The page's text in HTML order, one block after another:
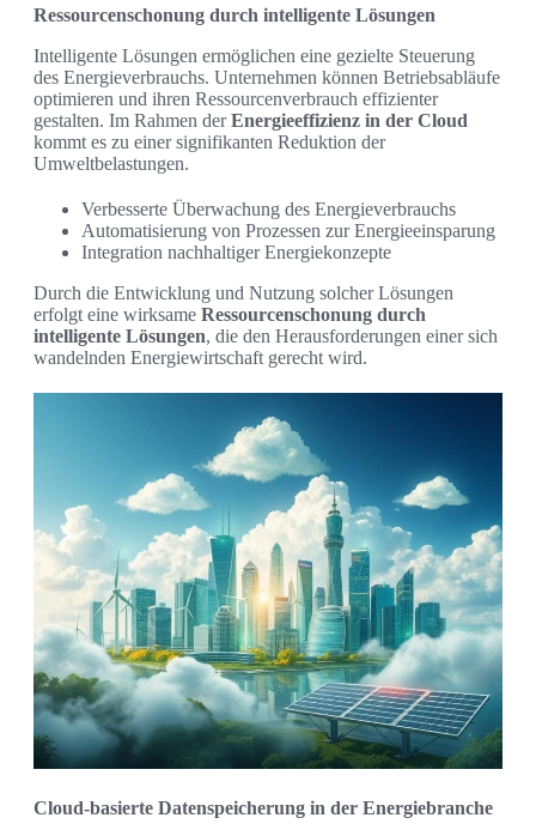
Ressourcenschonung durch intelligente Lösungen
Intelligente Lösungen ermöglichen eine gezielte Steuerung
des Energieverbrauchs. Unternehmen können Betriebsabläufe
optimieren und ihren Ressourcenverbrauch effizienter
gestalten. Im Rahmen derEnergieeffizienz in der Cloud
kommt es zu einer signifikanten Reduktion der
Umweltbelastungen.
Verbesserte Überwachung des Energieverbrauchs
Automatisierung von Prozessen zur Energieeinsparung
Integration nachhaltiger Energiekonzepte
Durch die Entwicklung und Nutzung solcher Lösungen
erfolgt eine wirksame Ressourcenschonung durch
intelligente Lösungen, die den Herausforderungen einer sich
wandelnden Energiewirtschaft gerecht wird.
Cloud-basierte Datenspeicherung in der Energiebranche